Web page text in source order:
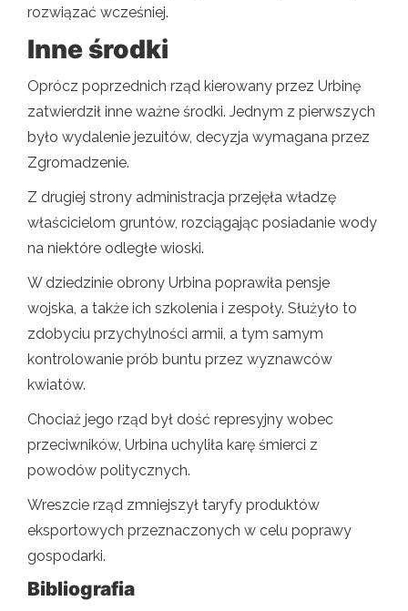
rozwiązać wcześniej.
Inne środki
Oprócz poprzednich rząd kierowany przez Urbinę
zatwierdził inne ważne środki. Jednym z pierwszych
było wydalenie jezuitów, decyzja wymagana przez
Zgromadzenie.
Z drugiej strony administracja przejęła władzę
właścicielom gruntów, rozciągając posiadanie wody
na niektóre odległe wioski.
W dziedzinie obrony Urbina poprawiła pensje
wojska, a także ich szkolenia i zespoły. Służyło to
zdobyciu przychylności armii, a tym samym
kontrolowanie prób buntu przez wyznawców
kwiatów.
Chociaż jego rząd był dość represyjny wobec
przeciwników, Urbina uchyliła karę śmierci z
powodów politycznych.
Wreszcie rząd zmniejszył taryfy produktów
eksportowych przeznaczonych w celu poprawy
gospodarki.
Bibliografia